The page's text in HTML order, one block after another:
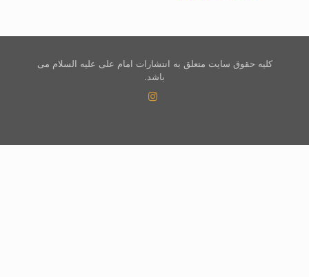
کلیه حقوق سایت متعلق به انتشارات امام علی علیه السلام می
باشد.